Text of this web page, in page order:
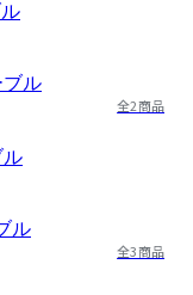
全2商品
ル
全3商品